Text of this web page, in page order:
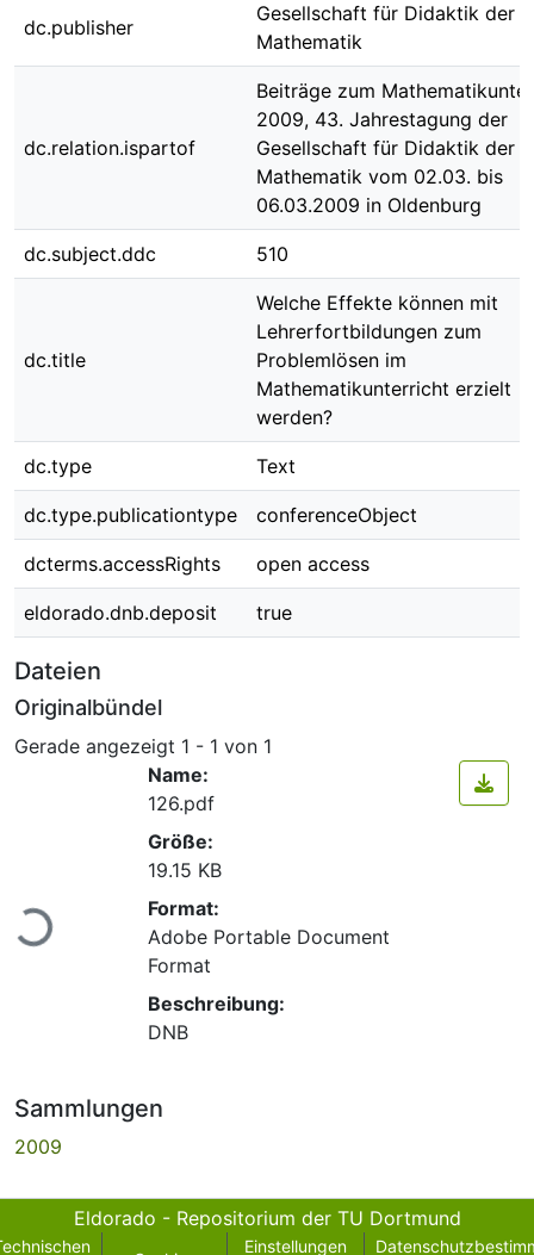
dc.publisher
Gesellschaft für Didaktik der
Mathematik
dc.relation.ispartof
Beiträge zum
2009, 43. Jahrestagung der
Gesellschaft für Didaktik der
Mathematik vom 02.03. bis
06.03.2009 in Oldenburg
dc.subject.ddc 510
dc.title
Welche Effekte können mit
Lehrerfortbildungen zum
Problemlösen im
Mathematikunterricht erzielt
werden?
dc.type Text
dc.type.publicationtype conferenceObject
dcterms.accessRights open access
eldorado.dnb.deposit true
Dateien
Originalbündel
Gerade angezeigt 1 - 1 von 1
Lade...
Name:
126.pdf
Größe:
19.15 KB
Format:
Adobe Portable Document
Format
Beschreibung:
DNB
Sammlungen
2009
Eldorado - Repositorium der TU Dortmund
Einstellungen